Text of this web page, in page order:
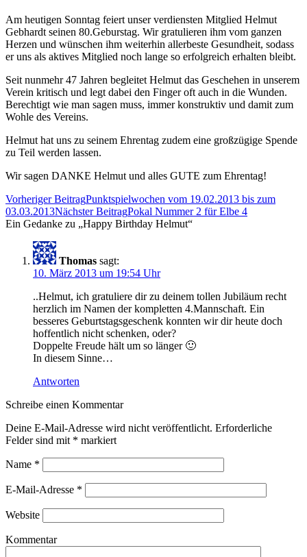
Am heutigen Sonntag feiert unser verdiensten Mitglied Helmut
Gebhardt seinen 80.Geburstag. Wir gratulieren ihm vom ganzen
Herzen und wünschen ihm weiterhin allerbeste Gesundheit, sodass
er uns als aktives Mitglied noch lange so erfolgreich erhalten bleibt.
Seit nunmehr 47 Jahren begleitet Helmut das Geschehen in unserem
Verein kritisch und legt dabei den Finger oft auch in die Wunden.
Berechtigt wie man sagen muss, immer konstruktiv und damit zum
Wohle des Vereins.
Helmut hat uns zu seinem Ehrentag zudem eine großzügige Spende
zu Teil werden lassen.
Wir sagen DANKE Helmut und alles GUTE zum Ehrentag!
Beitrags-
Navigation
Vorheriger BeitragPunktspielwochen vom 19.02.2013 bis zum
03.03.2013Nächster BeitragPokal Nummer 2 für Elbe 4
Ein Gedanke zu „Happy Birthday Helmut“
Thomas sagt:
10. März 2013 um 19:54 Uhr
..Helmut, ich gratuliere dir zu deinem tollen Jubiläum recht
herzlich im Namen der kompletten 4.Mannschaft. Ein
besseres Geburtstagsgeschenk konnten wir dir heute doch
hoffentlich nicht schenken, oder?
Doppelte Freude hält um so länger 🙂
In diesem Sinne…
Antworten
Schreibe einen Kommentar
Deine E-Mail-Adresse wird nicht veröffentlicht. Erforderliche
Felder sind mit * markiert
Name *
E-Mail-Adresse *
Website
Kommentar